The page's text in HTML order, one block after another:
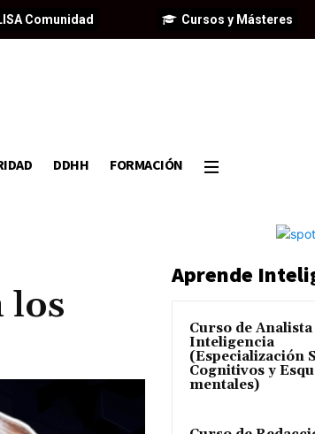
Cursos y Másteres
Comunidad
DDHH FORMACIÓN
los
Aprende
Curso de Analista
Inteligencia
(Especialización
Cognitivos y
mentales)